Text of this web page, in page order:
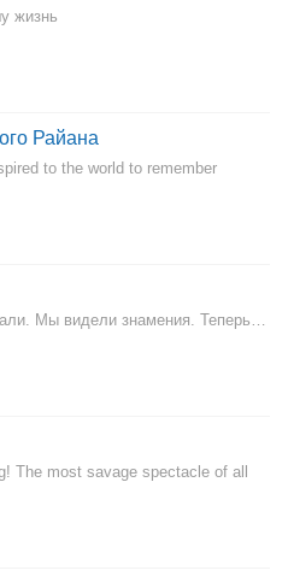
жизнь
Райана
to the world to remember
Мы видели знамения. Теперь…
The most savage spectacle of all